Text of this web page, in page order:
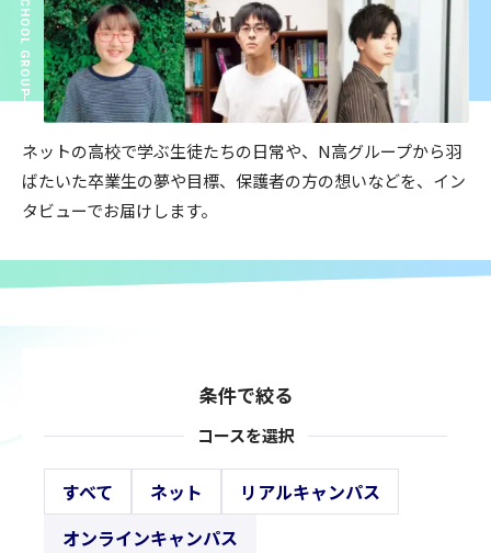
ネットの高校で学ぶ生徒たちの日常や、N高グループから羽
ばたいた卒業生の夢や目標、保護者の方の想いなどを、イン
タビューでお届けします。
条件で絞る
コースを選択
すべて ネット
リアルキャンパス
オンラインキャンパス